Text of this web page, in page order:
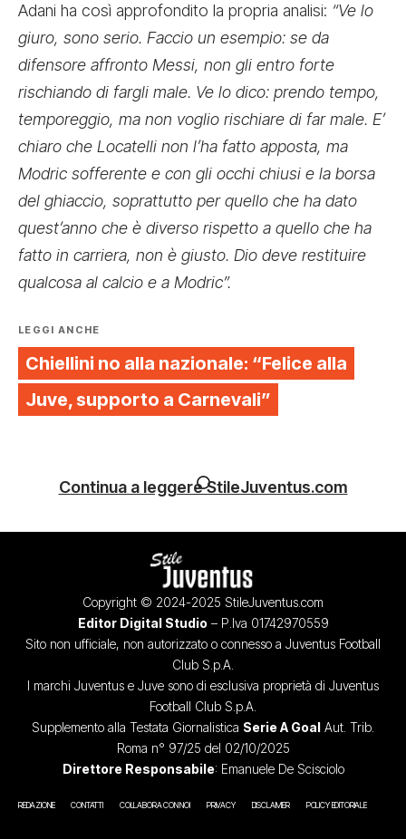
Adani ha così approfondito la propria analisi: “Ve lo
giuro, sono serio. Faccio un esempio: se da
difensore affronto Messi, non gli entro forte
rischiando di fargli male. Ve lo dico: prendo tempo,
temporeggio, ma non voglio rischiare di far male. E’
chiaro che Locatelli non l’ha fatto apposta, ma
Modric sofferente e con gli occhi chiusi e la borsa
del ghiaccio, soprattutto per quello che ha dato
quest’anno che è diverso rispetto a quello che ha
fatto in carriera, non è giusto. Dio deve restituire
qualcosa al calcio e a Modric”.
LEGGI ANCHE
Chiellini no alla nazionale: “Felice alla
Juve, supporto a Carnevali”
Continua a leggere StileJuventus.com
Copyright © 2024-2025 StileJuventus.com
Editor Digital Studio – P.Iva 01742970559
Sito non ufficiale, non autorizzato o connesso a Juventus Football
Club S.p.A.
I marchi Juventus e Juve sono di esclusiva proprietà di Juventus
Football Club S.p.A.
Supplemento alla Testata Giornalistica Serie A Goal Aut. Trib.
Roma n° 97/25 del 02/10/2025
Direttore Responsabile: Emanuele De Scisciolo
REDAZIONE CONTATTI COLLABORA CON NOI PRIVACY DISCLAIMER POLICY EDITORIALE